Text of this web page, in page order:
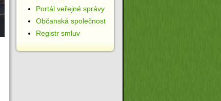
Portál veřejné správy
Občanská společnost
Registr smluv